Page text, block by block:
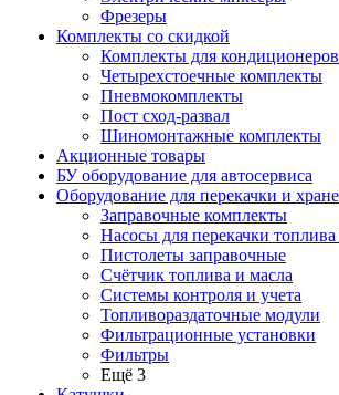
Фрезеры
Комплекты со скидкой
Комплекты для кондиционеров
Четырехстоечные комплекты
Пневмокомплекты
Пост сход-развал
Шиномонтажные комплекты
Акционные товары
БУ оборудование для автосервиса
Оборудование для перекачки и
Заправочные комплекты
Насосы для перекачки топлива
Пистолеты заправочные
Счётчик топлива и масла
Системы контроля и учета
Топливораздаточные модули
Фильтрационные установки
Фильтры
Ещё 3